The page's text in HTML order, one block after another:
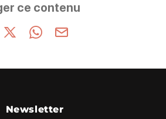
ce contenu
sur Facebook (nouvelle fenêtre)
Partager sur X / Twitter (nouvelle
Partager sur WhatsApp
Partager par mail
Newsletter